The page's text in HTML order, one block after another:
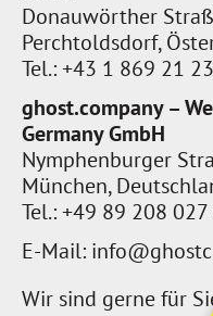
Donauwörther
Perchtoldsdorf,
Tel.: +43 1 869 21 23
ghost.company –
Germany GmbH
Nymphenburger
München,
Tel.: +49 89 208
E-Mail:
Wir sind gerne für